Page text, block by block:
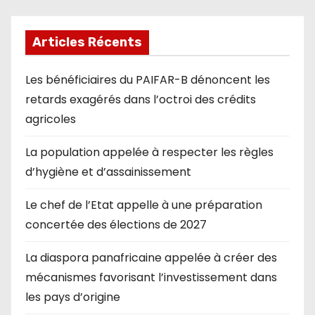
Articles Récents
Les bénéficiaires du PAIFAR-B dénoncent les
retards exagérés dans l’octroi des crédits
agricoles
La population appelée à respecter les règles
d’hygiène et d’assainissement
Le chef de l’Etat appelle à une préparation
concertée des élections de 2027
La diaspora panafricaine appelée à créer des
mécanismes favorisant l’investissement dans
les pays d’origine